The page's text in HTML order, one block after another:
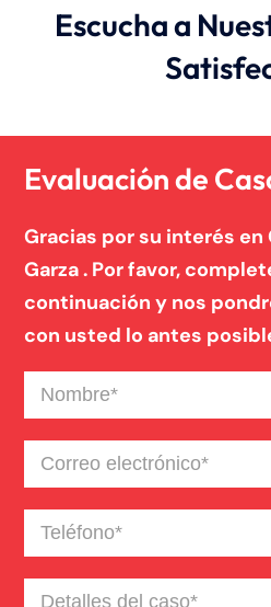
Escucha a
Evaluación de
Gracias por su interés en
Garza . Por favor,
continuación y nos
con usted lo antes
Nombre(Required)
Correo
electrónico(Required)
Teléfono(Required)
Detalles